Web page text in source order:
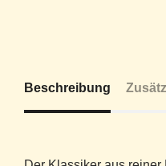
Beschreibung